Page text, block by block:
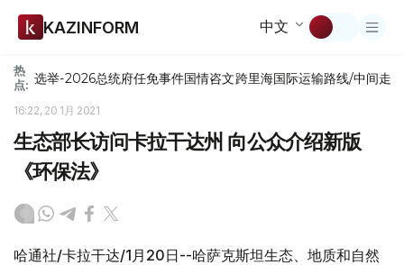
KAZINFORM 中文
热
点: 选举-2026总统府任免事件国情咨文跨里海国际运输路线/中间走廊
16:22, 20 1月 2021
生态部长访问卡拉干达州 向公众介绍新版
《环保法》
哈通社/卡拉干达/1月20日--哈萨克斯坦生态、地质和自然